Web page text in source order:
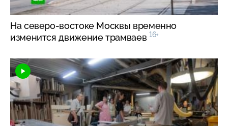
На северо-востокеМосквы временно
изменится движение трамваев 16+